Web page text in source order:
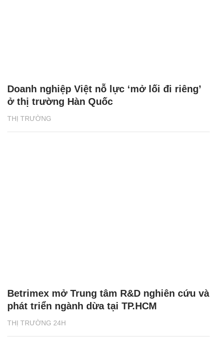
THỊ TRƯỜNG
Doanh nghiệp Việt nỗ lực ‘mở lối đi riêng’
ở thị trường Hàn Quốc
THỊ TRƯỜNG 24H
Betrimex mở Trung tâm R&D nghiên cứu và
phát triển ngành dừa tại TP.HCM